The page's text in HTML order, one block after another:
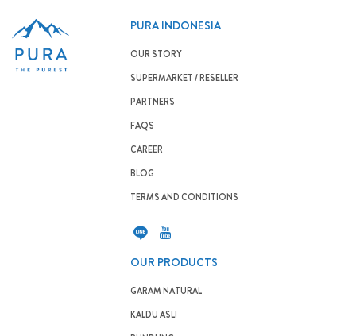
PURA INDONESIA
OUR STORY
SUPERMARKET / RESELLER
PARTNERS
FAQS
CAREER
BLOG
TERMS AND CONDITIONS
OUR PRODUCTS
GARAM NATURAL
KALDU ASLI